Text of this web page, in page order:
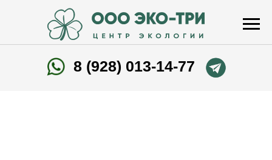
8 (928) 013-14-77